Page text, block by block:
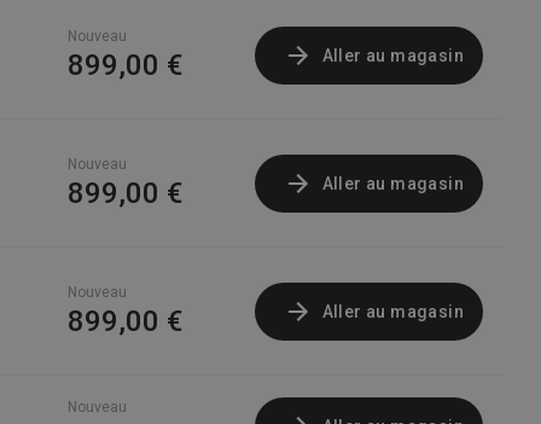
Nouveau
899,00 € Aller au magasin
Nouveau
899,00 € Aller au magasin
Nouveau
899,00 € Aller au magasin
Nouveau